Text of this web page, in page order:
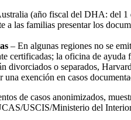
(año fiscal del DHA: del
las familias presentar los
– En algunas regiones no se
certificadas; la oficina de
divorciados o separados,
exención en casos
de casos anonimizados,
USCIS/Ministerio del